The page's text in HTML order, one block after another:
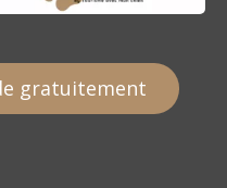
gratuitement